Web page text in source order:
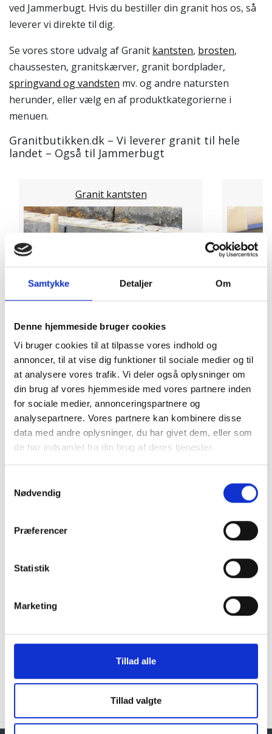
Samtykke Detaljer Om
Denne hjemmeside bruger cookies
Vi bruger cookies til at tilpasse vores indhold og
annoncer, til at vise dig funktioner til sociale medier og til
at analysere vores trafik. Vi deler også oplysninger om
din brug af vores hjemmeside med vores partnere inden
for sociale medier, annonceringspartnere og
analysepartnere. Vores partnere kan kombinere disse
data med andre oplysninger, du har givet dem, eller som
de har indsamlet fra din brug af deres tjenester.
Nødvendig
Præferencer
Statistik
Marketing
Tillad alle
Tillad valgte
ved Jammerbugt. Hvis du bestiller din granit hos os, så
leverer vi direkte til dig.
Se vores store udvalg af Granit kantsten, brosten,
chaussesten, granitskærver, granit bordplader,
springvand og vandsten mv. og andre natursten
herunder, eller vælg en af produktkategorierne i
menuen.
Granitbutikken.dk – Vi leverer granit til hele
landet – Også til Jammerbugt
Granit kantsten
Andre kommuner hvor vi
leverer granit fra dag til dag
Morsø
Thisted
Brønderslev
Mariagerfjord
Hjørring
leverer granit fra dag til dag
Midtjylland
Stor København
Vi leverer granit til hele landet hvor der er brofaget øer.
Kontakt os hvis du har spørgsmål eller brug for hjælp
til at finde de rigtige produkter.